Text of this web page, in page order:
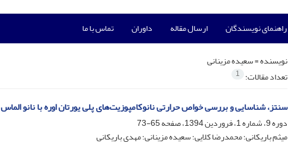
راهنمای نویسندگان ارسال مقاله داوران تماس با ما
نویسنده =سعیده مزینانی
تعداد مقالات: 1
سنتز، شناسایی و بررسی خواص حرارتی نانوکامپوزیت‌های پلی یورتان اوره با نانو الماس
دوره 9، شماره 1، فروردین 1394، صفحه
65-73
میثم باریکانی؛ محمدرضا کلایی؛ سعیده مزینانی؛ مهدی باریکانی